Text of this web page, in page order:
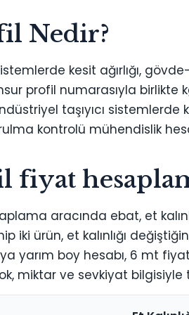
Nedir?
sistemlerde kesit ağırlığı,
profil numarasıyla birlikte kg/
taşıyıcı sistemlerde
kontrolü mühendislik
fiyat
aracında ebat, et
iki ürün, et kalınlığı
yarım boy hesabı, 6 mt
miktar ve sevkiyat